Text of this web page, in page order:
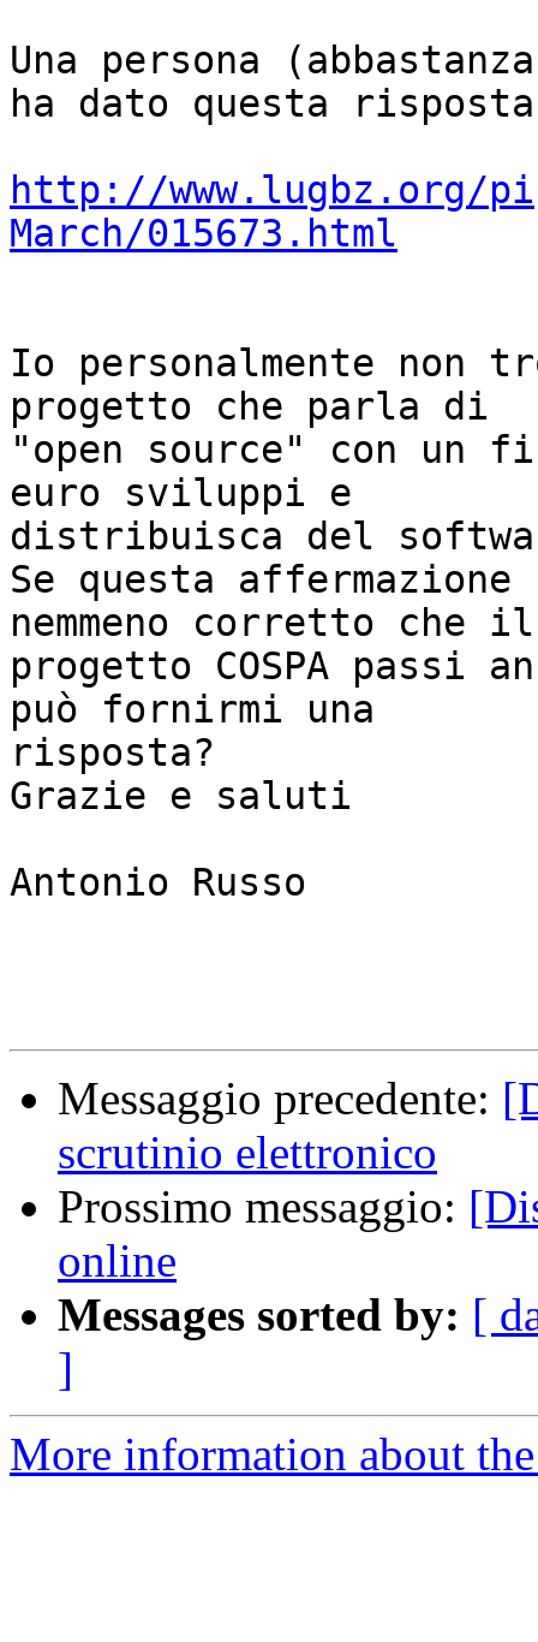
Una persona
ha dato questa
http://www.lugbz.org/
March/015673.html
Io personalmente non
progetto che parla di
"open source" con un
euro sviluppi e
distribuisca del
Se questa
nemmeno corretto che il
progetto COSPA
può fornirmi una
risposta?
Grazie e saluti
Antonio Russo
Messaggio precedente:
scrutinio elettronico
Prossimo messaggio:
online
Messages sorted by: [
]
More information about